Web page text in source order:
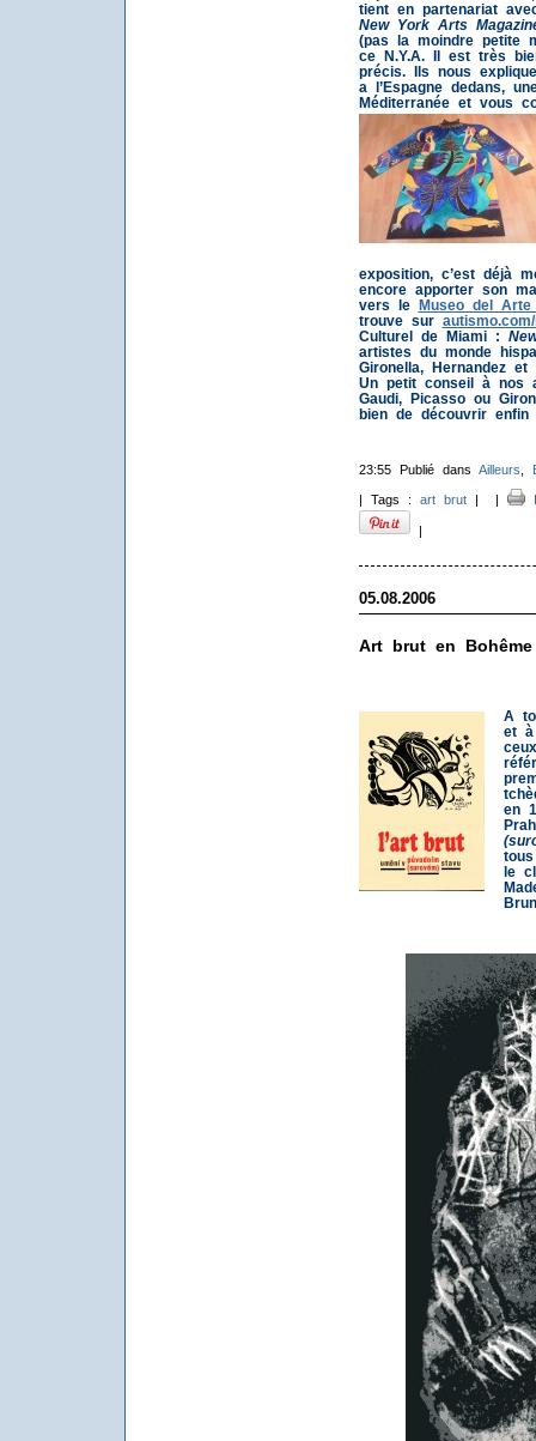
tient en partenariat
New York Arts
(pas la moindre petite
ce N.Y.A. Il est très
précis. Ils nous
a l’Espagne dedans,
Méditerranée et vous
exposition, c’est déjà
encore apporter son
vers le
Museo del Arte
trouve sur
Culturel de Miami :
artistes du monde
Gironella, Hernandez et
Un petit conseil à nos
Gaudi, Picasso ou
bien de découvrir enfin
23:55 Publié dans Ailleurs
| Tags : art brut|
|
05.08.2006
Art brut en
A
et à
en
le